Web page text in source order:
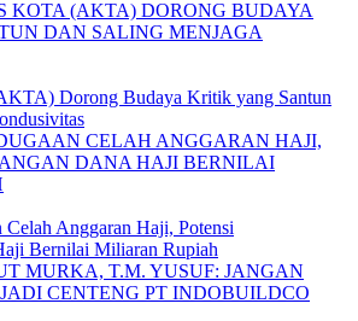
Dorong Budaya Kritik yang Santun
Anggaran Haji, Potensi
Bernilai Miliaran Rupiah